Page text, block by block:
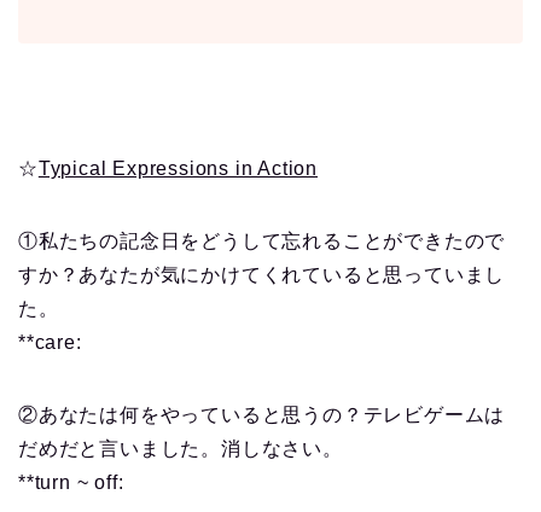
☆Typical Expressions in Action
①私たちの記念日をどうして忘れることができたので
すか？あなたが気にかけてくれていると思っていまし
た。
**care:
②あなたは何をやっていると思うの？テレビゲームは
だめだと言いました。消しなさい。
**turn ~ off: